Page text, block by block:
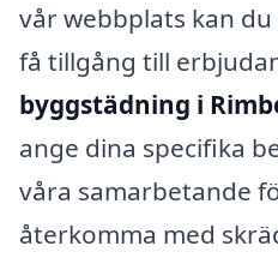
vår webbplats kan
få tillgång till
byggstädning i
ange dina specifika
våra samarbetande
återkomma med